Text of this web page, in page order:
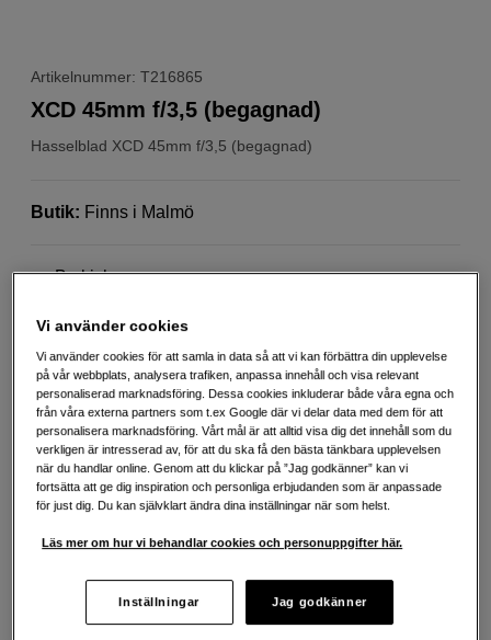
Artikelnummer: T216865
Hasselblad XCD 45mm f/3,5 (begagnad)
XCD 45mm f/3,5 (begagnad)
Butik: Finns i Malmö
B-skick
Mer information
20 990 SEK
Antal
Lägg i kundvagn
Delbetala från 577 SEK/mån via
Exempel: 48 mån, 577 SEK/mån, totalt 28 275 SEK, effektiv ränta 10,45 %
Vi använder cookies
Vi använder cookies för att samla in data så att vi kan förbättra din upplevelse
på vår webbplats, analysera trafiken, anpassa innehåll och visa relevant
personaliserad marknadsföring. Dessa cookies inkluderar både våra egna och
från våra externa partners som t.ex Google där vi delar data med dem för att
personalisera marknadsföring. Vårt mål är att alltid visa dig det innehåll som du
verkligen är intresserad av, för att du ska få den bästa tänkbara upplevelsen
när du handlar online. Genom att du klickar på ”Jag godkänner” kan vi
fortsätta att ge dig inspiration och personliga erbjudanden som är anpassade
för just dig. Du kan självklart ändra dina inställningar när som helst.
Läs mer om hur vi behandlar cookies och personuppgifter här.
Inställningar Jag godkänner